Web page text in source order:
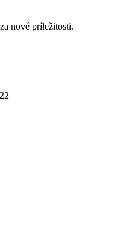
nové príležitosti.